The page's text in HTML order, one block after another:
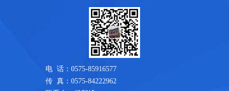
电 话：0575-85916577
传 真：0575-84222962